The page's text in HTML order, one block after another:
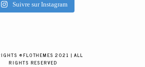
Suivre sur Instagram
©FLOTHEMES 2021 | ALL
RIGHTS RESERVED
CLIENTS
RÉSERVER